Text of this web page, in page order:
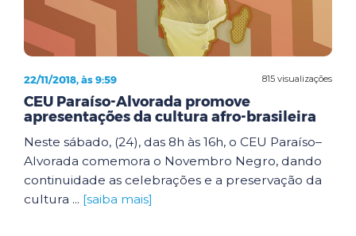
815 visualizações
22/11/2018, às 9:59
CEU Paraíso-Alvorada promove
apresentações da cultura afro-brasileira
Neste sábado, (24), das 8h às 16h, o CEU Paraíso–
Alvorada comemora o Novembro Negro, dando
continuidade as celebrações e a preservação da
cultura ... [saiba mais]